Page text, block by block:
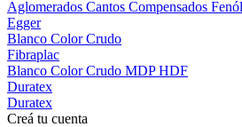
Aglomerados Cantos Compensados
Egger
Blanco ColorCrudo
Fibraplac
Blanco ColorCrudo MDPHDF
Duratex
Duratex
Creá tu cuenta